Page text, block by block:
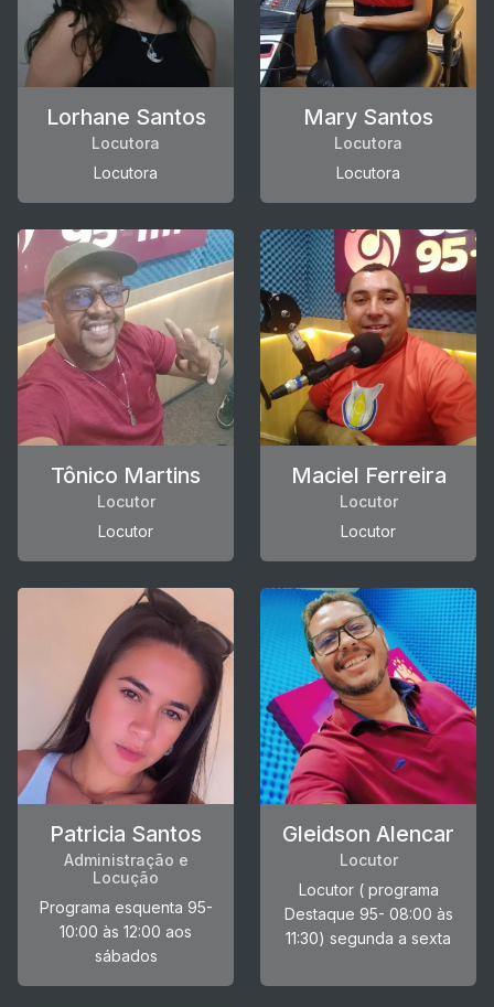
Lorhane Santos
Locutora
Locutora
Mary Santos
Locutora
Locutora
Tônico Martins
Locutor
Locutor
Maciel Ferreira
Locutor
Locutor
Patricia Santos
Administração e
Locução
Programa esquenta 95-
10:00 às 12:00 aos
sábados
Gleidson Alencar
Locutor
Locutor ( programa
Destaque 95- 08:00 às
11:30) segunda a sexta